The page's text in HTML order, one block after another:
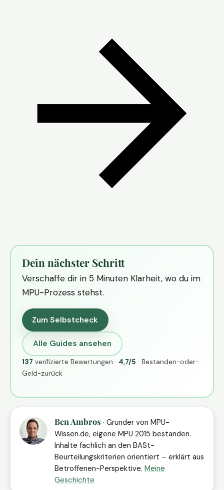
Dein nächster Schritt
Verschaffe dir in 5 Minuten Klarheit, wo du im
MPU-Prozess stehst.
Zum Selbstcheck
Alle Guides ansehen
137 verifizierte Bewertungen · 4,7/5 · Bestanden-oder-
Geld-zurück
Ben Ambros · Gründer von MPU-
Wissen.de, eigene MPU 2015 bestanden.
Inhalte fachlich an den BASt-
Beurteilungskriterien orientiert – erklärt aus
Betroffenen-Perspektive. Meine
Geschichte